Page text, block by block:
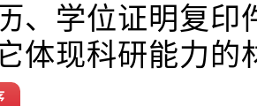
、学位证明复印
体现科研能力的